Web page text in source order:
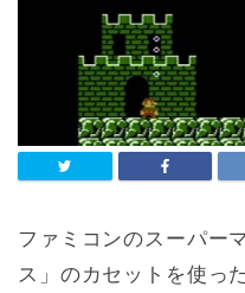
ファミコンのスーパー
ス」のカセットを使っ